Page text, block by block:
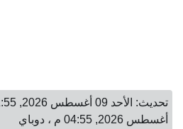
أغسطس 2026, 04:55 م ، دوباي